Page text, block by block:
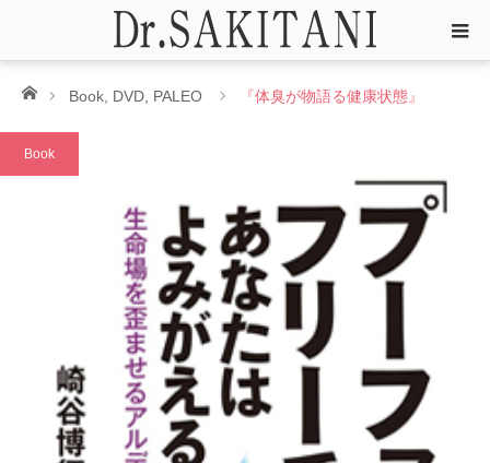
ホームBook DVD PALEO 『体臭が物語る健康状態』
Book